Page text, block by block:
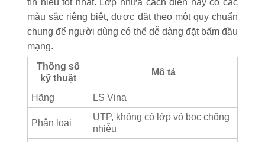
tín hiệu tốt nhất. Lớp nhựa cách điện này có các
màu sắc riêng biệt, được đặt theo một quy chuẩn
chung để người dùng có thể dễ dàng đặt bấm đầu
mạng.
Thông số
kỹ thuật
Mô tả
Hãng LS Vina
Phân loại
UTP, không có lớp vỏ bọc chống
nhiễu